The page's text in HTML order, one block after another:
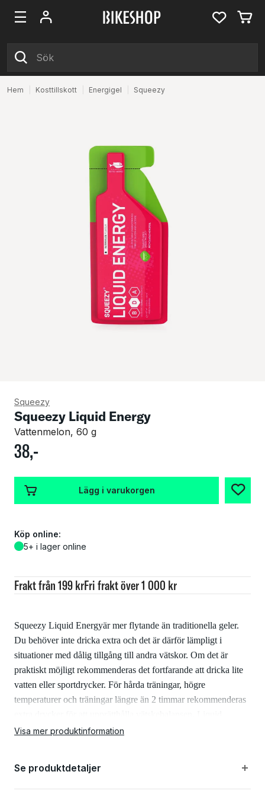
Hem Kosttillskott Energigel Squeezy
Squeezy
Squeezy Liquid Energy
Vattenmelon, 60 g
38,-
Squeezy Liquid Energyär mer flytande än traditionella geler.
Du behöver inte dricka extra och det är därför lämpligt i
situationer med dålig tillgång till andra vätskor. Om det är
praktiskt möjligt rekommenderas det fortfarande att dricka lite
vatten eller sportdrycker. För hårda träningar, högre
temperaturer och träningar längre än 2 timmar rekommenderas
Energy är tunnare än vanliga geler och uppfattas av många som
är inte en utspädd gel utan en gel konstruerad från grunden
med en specialanpassad kolhydratblandning.
Visa mer produktinformation
Frakt från 199 krFri frakt över 1 000 kr
Lägg i varukorgen
Köp online:
5+ i lager online
Se produktdetaljer